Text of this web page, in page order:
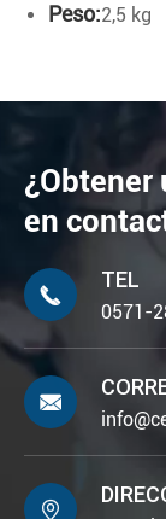
Peso:2,5 kg
¿Obtener
en

TEL
0571-

